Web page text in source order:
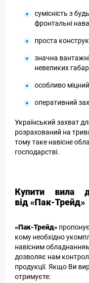
сумісність з
фронтальні
проста
значна
невеликих
особливо
оперативний
Український захват
розрахований на
тому таке навісне
господарстві.
Купити вила
від «Пак-Трейд»
«Пак-Трейд»
кому необхідно
навісним
дозволяє нам
продукції. Якщо Ви
отримуєте: